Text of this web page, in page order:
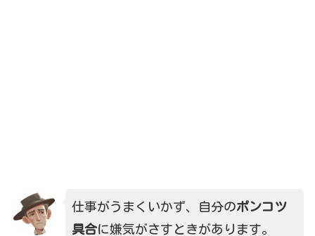
仕事がうまくいかず、自分のポンコツ
具合に嫌気がさすときがあります。